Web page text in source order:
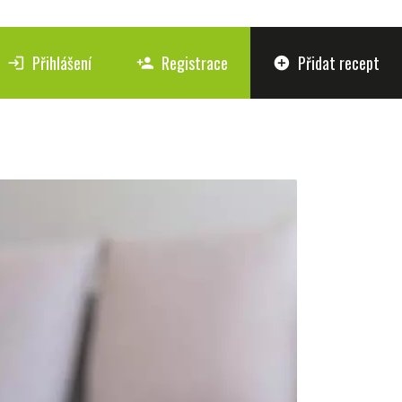
login Přihlášení person_add Registrace add_circle Přidat recept